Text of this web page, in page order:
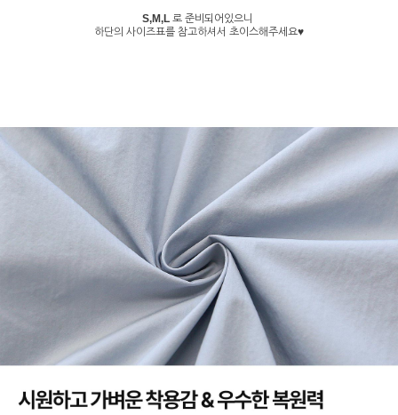
S,M,L 로 준비되어있으니
하단의 사이즈표를 참고하셔서 초이스해주세요♥